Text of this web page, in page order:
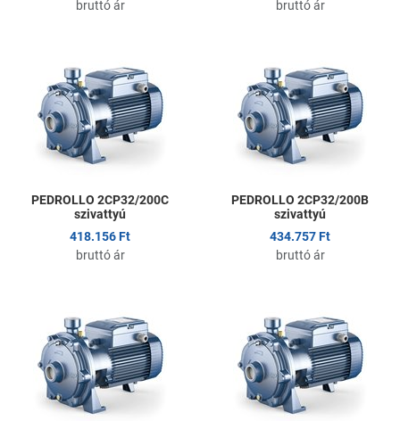
bruttó ár
bruttó ár
Összehasonlítom
Gyors nézet
PEDROLLO 2CP32/200C
szivattyú
418.156 Ft
bruttó ár
PEDROLLO 2CP32/200B
szivattyú
434.757 Ft
bruttó ár
Összehasonlítom
Gyors nézet